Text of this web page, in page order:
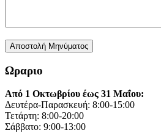
Ωραριο
Από 1 Οκτωβρίου έως 31 Μαΐου:
Δευτέρα-Παρασκευή: 8:00-15:00
Τετάρτη: 8:00-20:00
Σάββατο: 9:00-13:00